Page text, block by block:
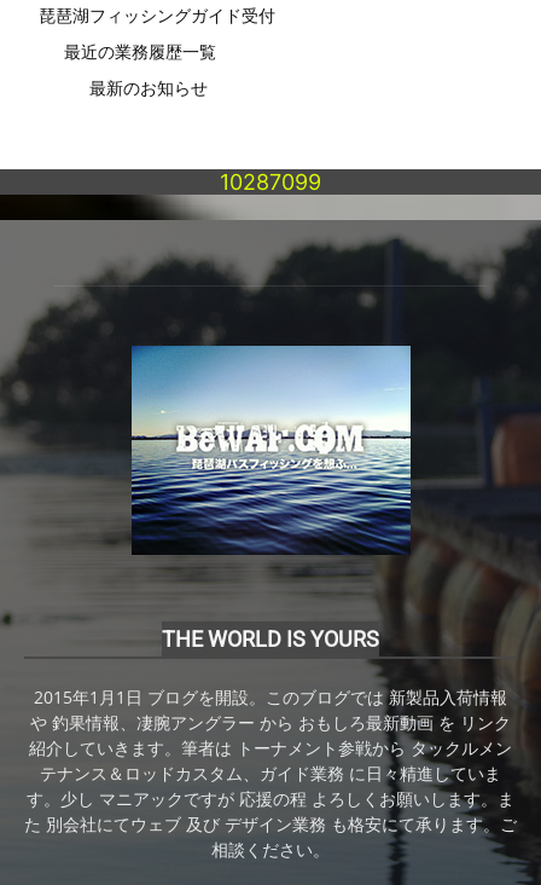
琵琶湖フィッシングガイド受付
最近の業務履歴一覧
最新のお知らせ
10287099
THE WORLD IS YOURS
2015年1月1日 ブログを開設。このブログでは 新製品入荷情報
や 釣果情報、凄腕アングラー から おもしろ最新動画 を リンク
紹介していきます。筆者は トーナメント参戦から タックルメン
テナンス＆ロッドカスタム、ガイド業務 に日々精進していま
す。少し マニアックですが 応援の程 よろしくお願いします。ま
た 別会社にてウェブ 及び デザイン業務 も格安にて承ります。ご
相談ください。